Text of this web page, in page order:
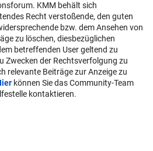
KMM behält sich
Recht verstoßende, den guten
bzw. dem Ansehen von
zu löschen, diesbezüglichen
betreffenden User geltend zu
Zwecken der Rechtsverfolgung zu
relevante Beiträge zur Anzeige zu
können Sie das Community-Team
kontaktieren.